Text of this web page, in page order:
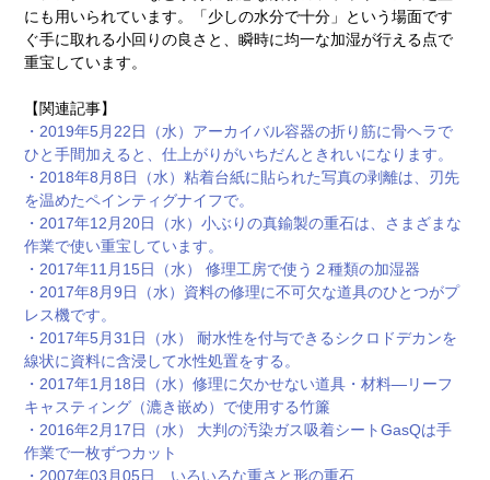
にも用いられています。「少しの水分で十分」という場面です
ぐ手に取れる小回りの良さと、瞬時に均一な加湿が行える点で
重宝しています。
【関連記事】
・2019年5月22日（水）アーカイバル容器の折り筋に骨ヘラで
ひと手間加えると、仕上がりがいちだんときれいになります。
・2018年8月8日（水）粘着台紙に貼られた写真の剥離は、刃先
を温めたペインティグナイフで。
・2017年12月20日（水）小ぶりの真鍮製の重石は、さまざまな
作業で使い重宝しています。
・2017年11月15日（水） 修理工房で使う２種類の加湿器
・2017年8月9日（水）資料の修理に不可欠な道具のひとつがプ
レス機です。
・2017年5月31日（水） 耐水性を付与できるシクロドデカンを
線状に資料に含浸して水性処置をする。
・2017年1月18日（水）修理に欠かせない道具・材料—リーフ
キャスティング（漉き嵌め）で使用する竹簾
・2016年2月17日（水） 大判の汚染ガス吸着シートGasQは手
作業で一枚ずつカット
・2007年03月05日 いろいろな重さと形の重石